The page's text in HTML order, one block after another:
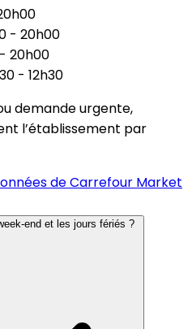
- 20h00
20h00
- 12h30
demande urgente,
l’établissement par
de Carrefour Market
end et les jours fériés ?